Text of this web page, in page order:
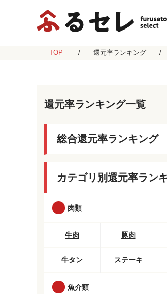
TOP 還元率ランキング
還元率ランキング一覧
総合還元率ランキング
カテゴリ別還元率ラン
肉類
牛肉 豚肉
牛タン ステーキ
魚介類